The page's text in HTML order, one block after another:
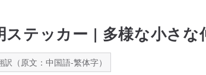
ステッカー | 多様な小さな
訳（原文：中国語-繁体字）